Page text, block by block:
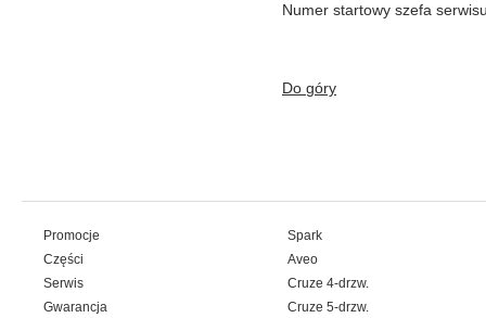
Numer startowy szefa
Do góry
Promocje
Części
Serwis
Gwarancja
Spark
Aveo
Cruze 4-drzw.
Cruze 5-drzw.